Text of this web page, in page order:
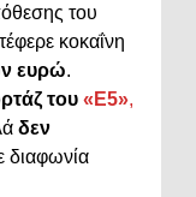
του
κοκαΐνη
ευρώ.
του «Ε5»,
δεν
διαφωνία